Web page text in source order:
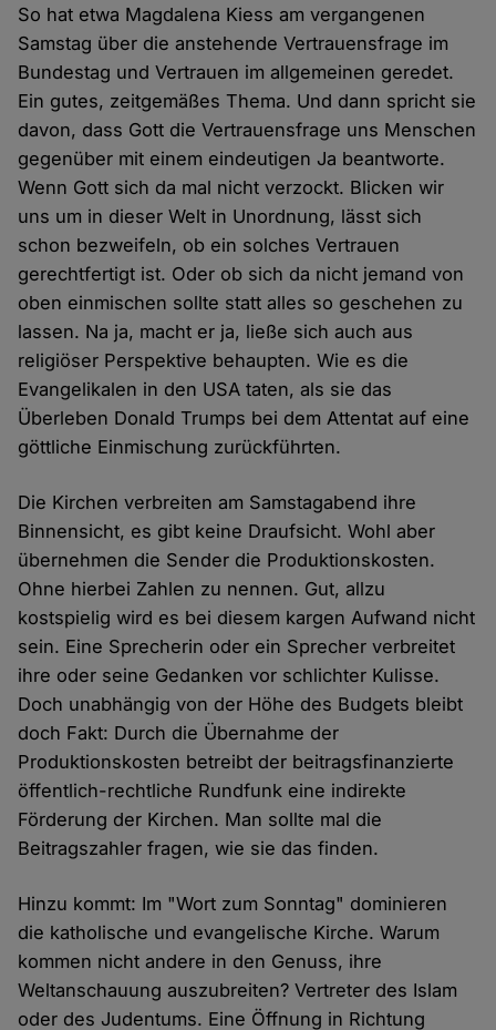
So hat etwa Magdalena Kiess am vergangenen
Samstag über die anstehende Vertrauensfrage im
Bundestag und Vertrauen im allgemeinen geredet.
Ein gutes, zeitgemäßes Thema. Und dann spricht sie
davon, dass Gott die Vertrauensfrage uns Menschen
gegenüber mit einem eindeutigen Ja beantworte.
Wenn Gott sich da mal nicht verzockt. Blicken wir
uns um in dieser Welt in Unordnung, lässt sich
schon bezweifeln, ob ein solches Vertrauen
gerechtfertigt ist. Oder ob sich da nicht jemand von
oben einmischen sollte statt alles so geschehen zu
lassen. Na ja, macht er ja, ließe sich auch aus
religiöser Perspektive behaupten. Wie es die
Evangelikalen in den USA taten, als sie das
Überleben Donald Trumps bei dem Attentat auf eine
göttliche Einmischung zurückführten.
Die Kirchen verbreiten am Samstagabend ihre
Binnensicht, es gibt keine Draufsicht. Wohl aber
übernehmen die Sender die Produktionskosten.
Ohne hierbei Zahlen zu nennen. Gut, allzu
kostspielig wird es bei diesem kargen Aufwand nicht
sein. Eine Sprecherin oder ein Sprecher verbreitet
ihre oder seine Gedanken vor schlichter Kulisse.
Doch unabhängig von der Höhe des Budgets bleibt
doch Fakt: Durch die Übernahme der
Produktionskosten betreibt der beitragsfinanzierte
öffentlich-rechtliche Rundfunk eine indirekte
Förderung der Kirchen. Man sollte mal die
Beitragszahler fragen, wie sie das finden.
Hinzu kommt: Im "Wort zum Sonntag" dominieren
die katholische und evangelische Kirche. Warum
kommen nicht andere in den Genuss, ihre
Weltanschauung auszubreiten? Vertreter des Islam
oder des Judentums. Eine Öffnung in Richtung